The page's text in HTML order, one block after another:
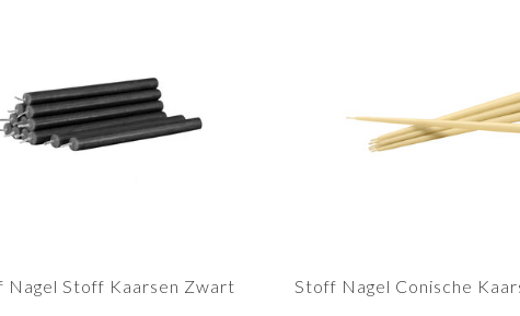
Nagel Stoff Kaarsen Zwart Stoff Nagel Conische